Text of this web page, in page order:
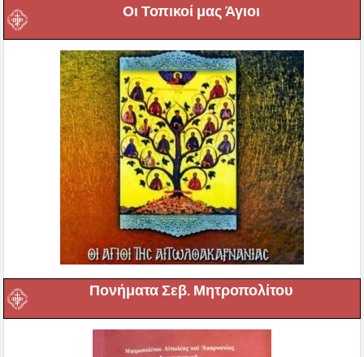
Οι Τοπικοί μας Άγιοι
Πονήματα Σεβ. Μητροπολίτου